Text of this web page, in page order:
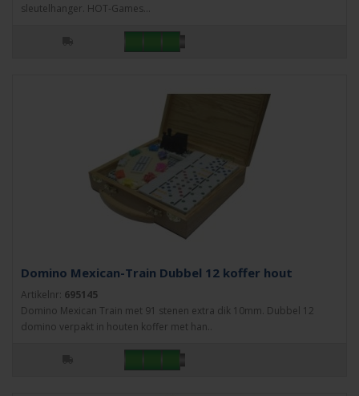
sleutelhanger. HOT-Games...
Domino Mexican-Train Dubbel 12 koffer hout
Artikelnr: 695145
Domino Mexican Train met 91 stenen extra dik 10mm. Dubbel 12
domino verpakt in houten koffer met han..